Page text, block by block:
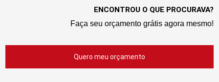
ENCONTROU O QUE PROCURAVA?
Faça seu orçamento grátis agora mesmo!
Quero meu orçamento